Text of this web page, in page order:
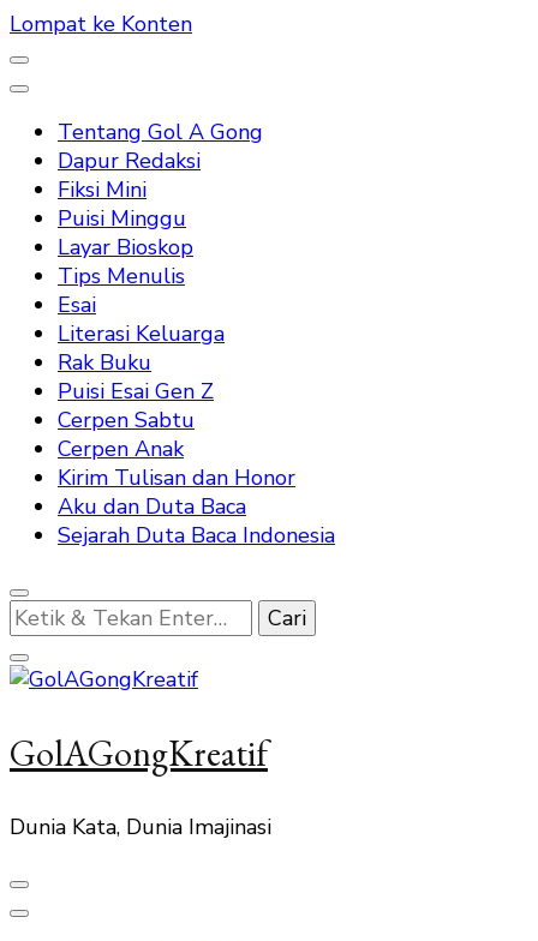
Lompat ke Konten
Tentang Gol A Gong
Dapur Redaksi
Fiksi Mini
Puisi Minggu
Layar Bioskop
Tips Menulis
Esai
Literasi Keluarga
Rak Buku
Puisi Esai Gen Z
Cerpen Sabtu
Cerpen Anak
Kirim Tulisan dan Honor
Aku dan Duta Baca
Sejarah Duta Baca Indonesia
Mencari
Sesuatu?
GolAGongKreatif
Dunia Kata, Dunia Imajinasi